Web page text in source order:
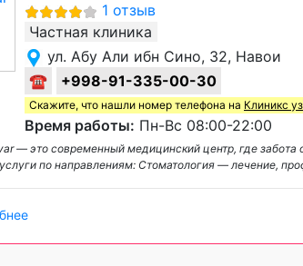
1 отзыв
Частная клиника
ул. Абу Али ибн Сино, 32, Навои
☎
+998-91-335-00-30
Скажите, что нашли номер телефона на Клиникс уз
Время работы: Пн-Вс 08:00-22:00
— это современный медицинский центр, где
по направлениям: Стоматология — лечение,